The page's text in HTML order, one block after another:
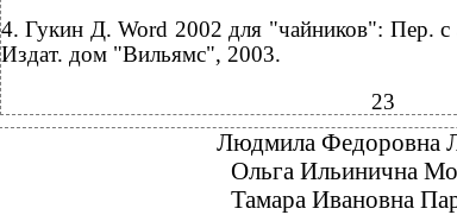
4. Гукин Д.Word 2002 для "чайников": Пер.
Издат. дом "Вильямс", 2003.
23
Людмила Федоровна
Ольга Ильинична
Тамара Ивановна